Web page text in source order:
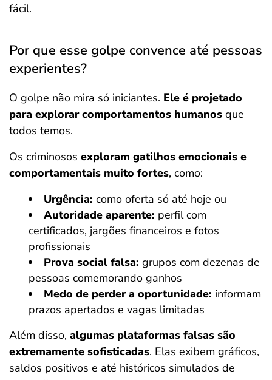
fácil.
Por que esse golpe convence até pessoas
experientes?
O golpe não mira só iniciantes. Ele é projetado
para explorar comportamentos humanos que
todos temos.
Os criminosos exploram gatilhos emocionais e
comportamentais muito fortes, como:
Urgência: como oferta só até hoje ou
Autoridade aparente: perfil com
certificados, jargões financeiros e fotos
profissionais
Prova social falsa: grupos com dezenas de
pessoas comemorando ganhos
Medo de perder a oportunidade: informam
prazos apertados e vagas limitadas
Além disso, algumas plataformas falsas são
extremamente sofisticadas. Elas exibem gráficos,
saldos positivos e até históricos simulados de